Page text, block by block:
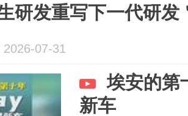
研发重写下一代研发
07-31
埃安的第
新车